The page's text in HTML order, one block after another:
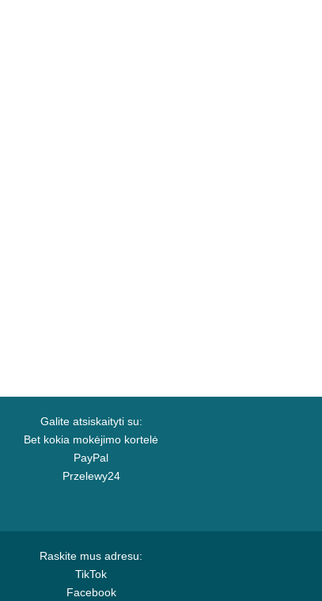
Galite atsiskaityti su:
Bet kokia mokėjimo kortelė
PayPal
Przelewy24
Raskite mus adresu:
TikTok
Facebook